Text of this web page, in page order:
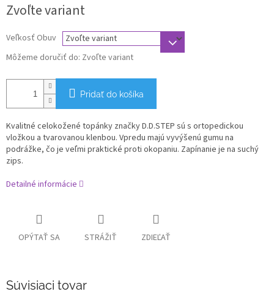
cena:
Zvoľte variant
Veľkosť Obuv
Môžeme doručiť do: Zvoľte variant
Pridať do košíka
Kvalitné celokožené topánky značky D.D.STEP sú s ortopedickou
vložkou a tvarovanou klenbou. Vpredu majú vyvýšenú gumu na
podrážke, čo je veľmi praktické proti okopaniu. Zapínanie je na suchý
zips.
Detailné informácie
OPÝTAŤ SA STRÁŽIŤ ZDIEĽAŤ
Súvisiaci tovar